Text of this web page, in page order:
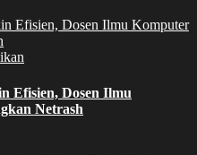
Efisien, Dosen Ilmu
Netrash